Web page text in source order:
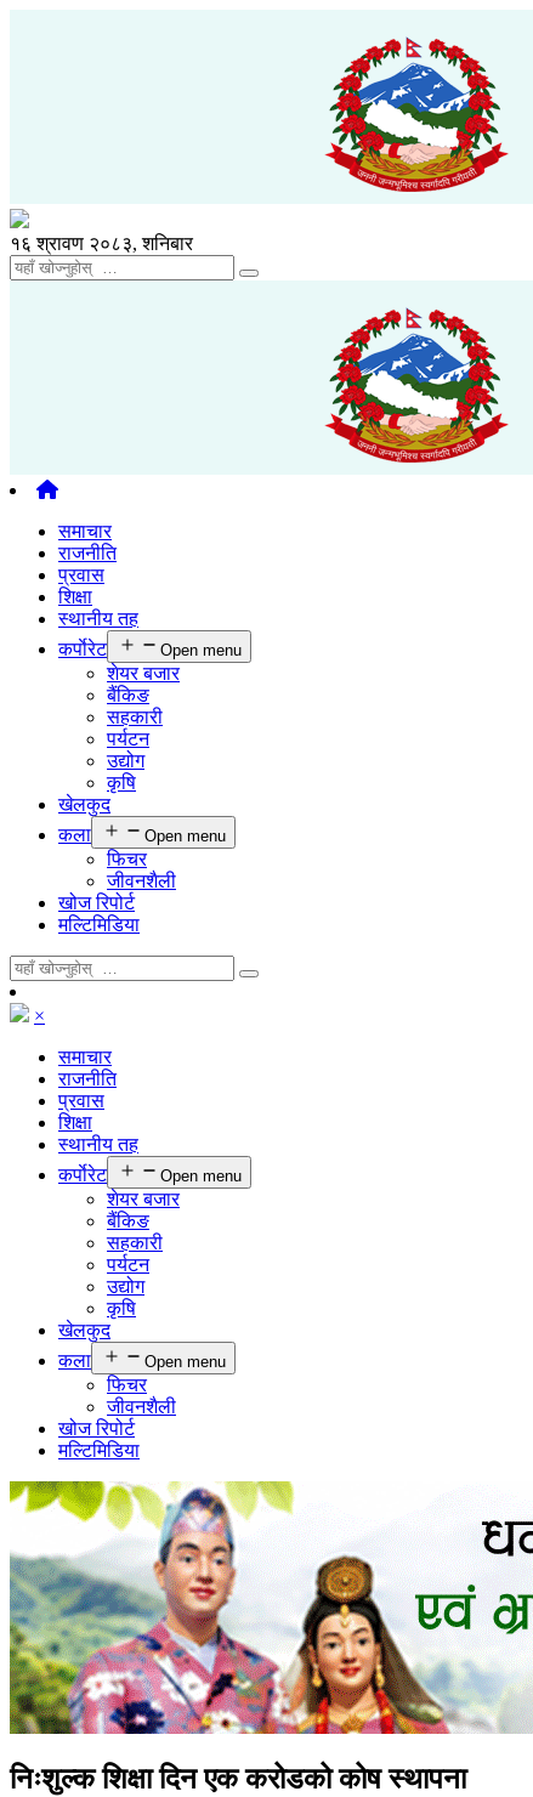
१६ श्रावण २०८३, शनिबार
समाचार
राजनीति
प्रवास
शिक्षा
स्थानीय तह
कर्पाेरेट
Open menu
शेयर बजार
बैंकिङ
सहकारी
पर्यटन
उद्योग
कृषि
खेलकुद
कला
Open menu
फिचर
जीवनशैली
खोज रिपोर्ट
मल्टिमिडिया
×
समाचार
राजनीति
प्रवास
शिक्षा
स्थानीय तह
कर्पाेरेट
Open menu
शेयर बजार
बैंकिङ
सहकारी
पर्यटन
उद्योग
कृषि
खेलकुद
कला
Open menu
फिचर
जीवनशैली
खोज रिपोर्ट
मल्टिमिडिया
निःशुल्क शिक्षा दिन एक करोडको कोष स्थापना